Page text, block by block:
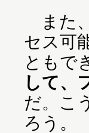
また
セス可
ともで
して、
だ。こ
ろう。